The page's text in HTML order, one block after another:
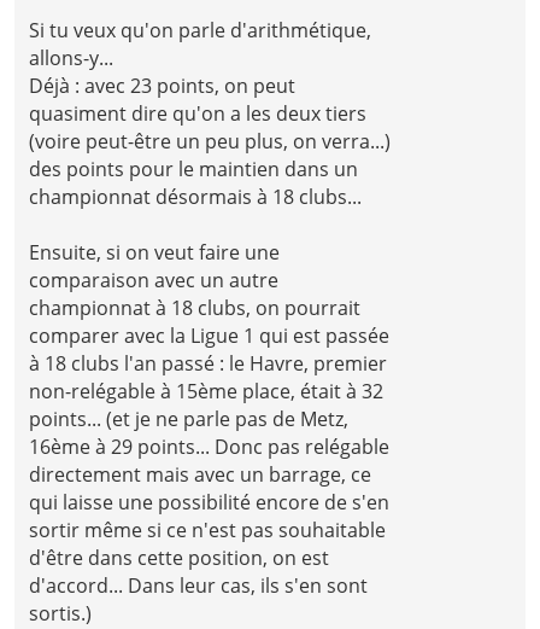
Si tu veux qu'on parle d'arithmétique,
allons-y...
Déjà : avec 23 points, on peut
quasiment dire qu'on a les deux tiers
(voire peut-être un peu plus, on verra...)
des points pour le maintien dans un
championnat désormais à 18 clubs...
Ensuite, si on veut faire une
comparaison avec un autre
championnat à 18 clubs, on pourrait
comparer avec la Ligue 1 qui est passée
à 18 clubs l'an passé : le Havre, premier
non-relégable à 15ème place, était à 32
points... (et je ne parle pas de Metz,
16ème à 29 points... Donc pas relégable
directement mais avec un barrage, ce
qui laisse une possibilité encore de s'en
sortir même si ce n'est pas souhaitable
d'être dans cette position, on est
d'accord... Dans leur cas, ils s'en sont
sortis.)